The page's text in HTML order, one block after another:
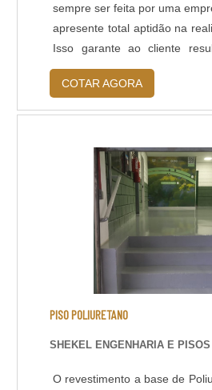
sempre ser feita por uma
apresente total aptidão na
Isso garante ao cliente
duradouro, resistente e
Ao realizar os serviços de
empresa deve trabalhar com
pois isso garante resultados
COTAR AGORA
PISO POLIURETANO
SHEKEL ENGENHARIA E
O revestimento a base de